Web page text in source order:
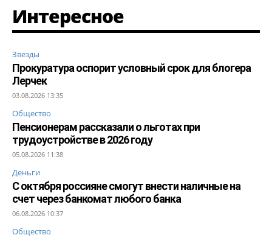
Интересное
Звезды
Прокуратура оспорит условный срок для блогера
Лерчек
03.08.2026 13:35
Общество
Пенсионерам рассказали о льготах при
трудоустройстве в 2026 году
05.08.2026 11:38
Деньги
С октября россияне смогут внести наличные на
счет через банкомат любого банка
06.08.2026 10:37
Общество